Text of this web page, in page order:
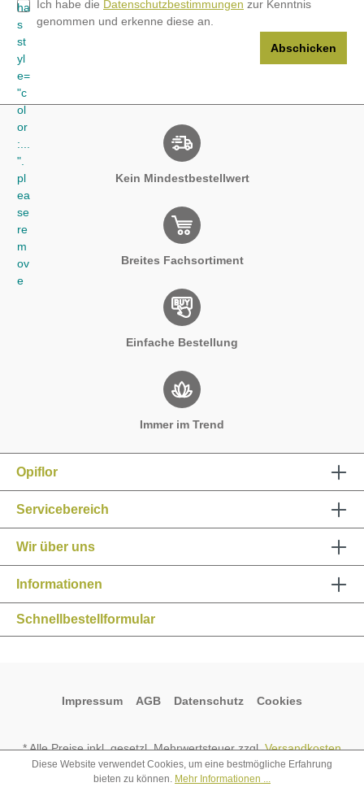
Breites Fachsortiment
Einfache Bestellung
Immer im Trend
Informationen
Schnellbestellformular
Diese Website verwendet Cookies, um eine bestmögliche Erfahrung
bieten zu können. Mehr Informationen ...